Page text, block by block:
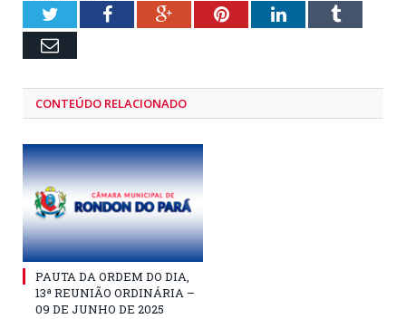
TwitterFacebookGoogle+PinterestLinkedInTumblr
Email
CONTEÚDO RELACIONADO
PAUTA DA ORDEM DO DIA,
13ª REUNIÃO ORDINÁRIA –
09 DE JUNHO DE 2025